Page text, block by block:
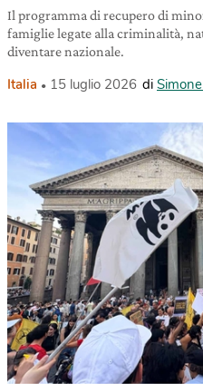
Il programma di recupero di
famiglie legate alla criminalità,
diventare nazionale.
Italia 15 luglio 2026 di